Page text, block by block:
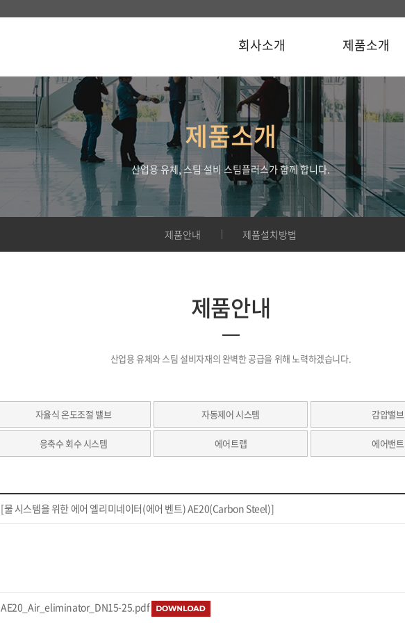
회사소개 제품소개
제품소개
산업용 유체, 스팀 설비 스팀플러스가 함께 합니다.
제품안내 제품설치방법
제품안내
산업용 유체와 스팀 설비자재의 완벽한 공급을 위해 노력하겠습니다.
자율식 온도조절 밸브 자동제어 시스템 감압밸브
응축수 회수 시스템 에어트랩 에어밴트
[물 시스템을 위한 에어 엘리미네이터(에어 벤트) AE20(Carbon Steel)]
AE20_Air_eliminator_DN15-25.pdf